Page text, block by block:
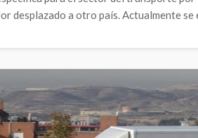
desplazado a otro país. Actualmente